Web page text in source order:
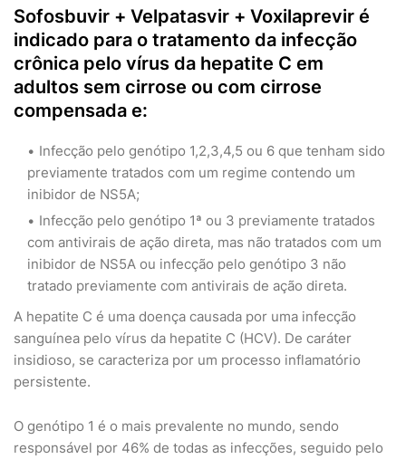
Sofosbuvir + Velpatasvir + Voxilaprevir é
indicado para o tratamento da infecção
crônica pelo vírus da hepatite C em
adultos sem cirrose ou com cirrose
compensada e:
Infecção pelo genótipo 1,2,3,4,5 ou 6 que tenham sido
previamente tratados com um regime contendo um
inibidor de NS5A;
Infecção pelo genótipo 1ª ou 3 previamente tratados
com antivirais de ação direta, mas não tratados com um
inibidor de NS5A ou infecção pelo genótipo 3 não
tratado previamente com antivirais de ação direta.
A hepatite C é uma doença causada por uma infecção
sanguínea pelo vírus da hepatite C (HCV). De caráter
insidioso, se caracteriza por um processo inflamatório
persistente.
O genótipo 1 é o mais prevalente no mundo, sendo
responsável por 46% de todas as infecções, seguido pelo